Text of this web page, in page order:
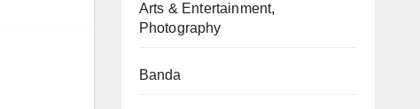
Arts & Entertainment,
Photography
Banda